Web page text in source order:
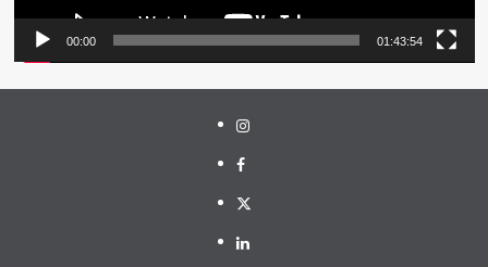
00:00 01:43:54
Instagram
Facebook
Twitter
Linkedin